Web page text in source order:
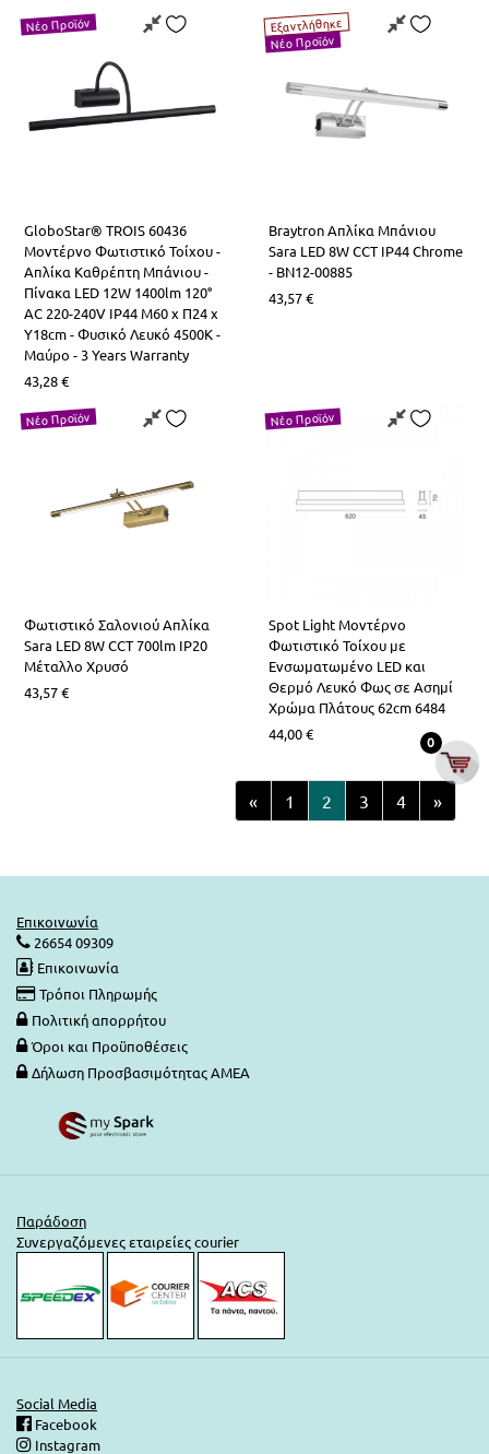
Νέο Προϊόν
GloboStar® TROIS 60436
Μοντέρνο Φωτιστικό Τοίχου -
Απλίκα Καθρέπτη Μπάνιου -
Πίνακα LED 12W 1400lm 120°
AC 220-240V IP44 Μ60 x Π24 x
Υ18cm - Φυσικό Λευκό 4500K -
Μαύρο - 3 Years Warranty
43,28€
Εξαντλήθηκε
Νέο Προϊόν
Braytron Απλίκα Μπάνιου
Sara LED 8W CCT IP44 Chrome
- BN12-00885
43,57€
Νέο Προϊόν
Φωτιστικό Σαλονιού Απλίκα
Sara LED 8W CCT 700lm IP20
Μέταλλο Χρυσό
43,57€
Νέο Προϊόν
Spot Light Μοντέρνο
Φωτιστικό Τοίχου με
Ενσωματωμένο LED και
Θερμό Λευκό Φως σε Ασημί
Χρώμα Πλάτους 62cm 6484
44,00€
« 1 2 3 4 »
Επικοινωνία
26654 09309
Επικοινωνία
Τρόποι Πληρωμής
Πολιτική απορρήτου
Όροι και Προϋποθέσεις
Δήλωση Προσβασιμότητας ΑΜΕΑ
Παράδοση
Συνεργαζόμενες εταιρείες courier
Social Media
Facebook
Instagram
0